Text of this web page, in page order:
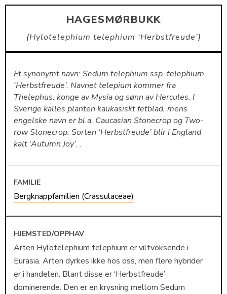
KONTAKT
HAGESMØRBUKK
Hylotelephium telephium ‘Herbstfreude’
Et synonymt navn: Sedum telephium ssp. telephium
‘Herbstfreude’. Navnet telepium kommer fra
Thelephus, konge av Mysia og sønn av Hercules. I
Sverige kalles planten kaukasiskt fetblad, mens
engelske navn er bl.a. Caucasian Stonecrop og Two-
row Stonecrop. Sorten ‘Herbstfreude’ blir i England
kalt ‘Autumn Joy’. .
FAMILIE
Bergknappfamilien (Crassulaceae)
HJEMSTED/OPPHAV
Arten Hylotelephium telephium er viltvoksende i
Eurasia. Arten dyrkes ikke hos oss, men flere hybrider
er i handelen. Blant disse er ‘Herbstfreude’
dominerende. Den er en krysning mellom Sedum